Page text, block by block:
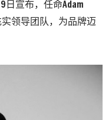
日宣布，任命Adam
领导团队，为品牌迈